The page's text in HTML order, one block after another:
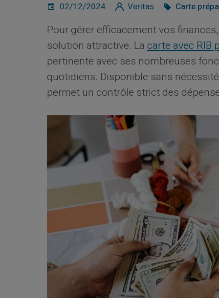
02/12/2024 Veritas Carte
Pour gérer efficacement vos
solution attractive. Lacarte avec RIB
pertinente avec ses nombreuses
quotidiens. Disponible sans
permet un contrôle strict des